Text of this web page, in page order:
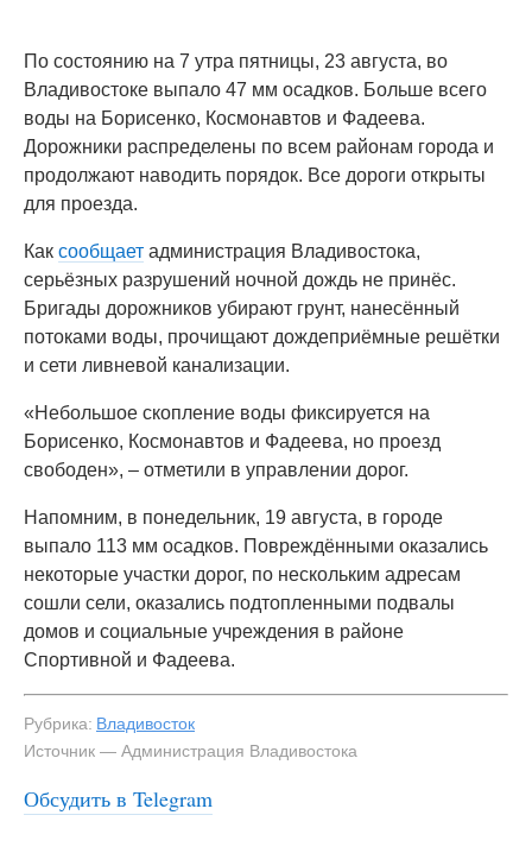
По состоянию на 7 утра пятницы, 23 августа, во
Владивостоке выпало 47 мм осадков. Больше всего
воды на Борисенко, Космонавтов и Фадеева.
Дорожники распределены по всем районам города и
продолжают наводить порядок. Все дороги открыты
для проезда.
Как сообщает администрация Владивостока,
серьёзных разрушений ночной дождь не принёс.
Бригады дорожников убирают грунт, нанесённый
потоками воды, прочищают дождеприёмные решётки
и сети ливневой канализации.
«Небольшое скопление воды фиксируется на
Борисенко, Космонавтов и Фадеева, но проезд
свободен», – отметили в управлении дорог.
Напомним, в понедельник, 19 августа, в городе
выпало 113 мм осадков. Повреждёнными оказались
некоторые участки дорог, по нескольким адресам
сошли сели, оказались подтопленными подвалы
домов и социальные учреждения в районе
Спортивной и Фадеева.
Рубрика: Владивосток
Источник — Администрация Владивостока
Обсудить в Telegram